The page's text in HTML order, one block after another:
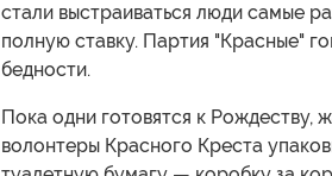
стали выстраиваться люди самые
полную ставку. Партия "Красные"
бедности.
Пока одни готовятся к Рождеству,
волонтеры Красного Креста